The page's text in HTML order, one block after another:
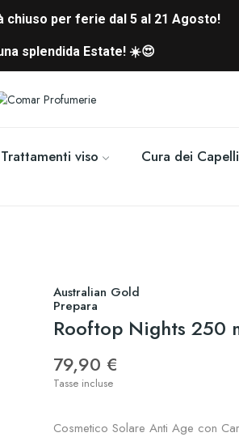
per ferie dal 5 al 21 Agosto!
splendida Estate! ☀️😍
viso Cura dei Capelli
Australian Gold
Prepara
Rooftop Nights 250
79,90 €
Tasse incluse
Cosmetico Solare Anti Age con